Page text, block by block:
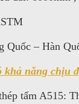
– Hàn
khả năng chịu
tấm A515: